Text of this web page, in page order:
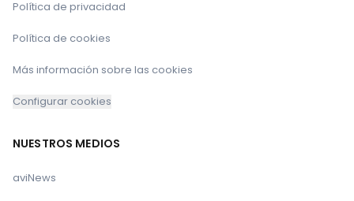
Política de privacidad
Política de cookies
Más información sobre las cookies
Configurar cookies
NUESTROS MEDIOS
aviNews